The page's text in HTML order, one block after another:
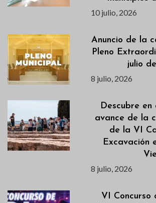
10 julio, 2026
Anuncio de la
Pleno
julio
8 julio, 2026
Descubre en
avance de la
de la VI
Excavación
8 julio, 2026
VI Concurso